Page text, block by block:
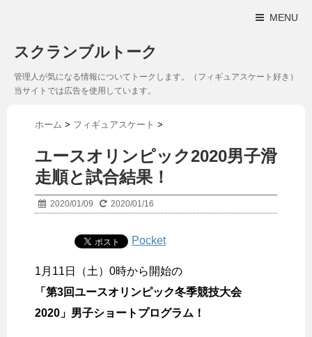
MENU
スクランブルトーク
管理人が気になる情報についてトークします。（フィギュアスケート好き）
当サイトでは広告を使用しています。
ホーム > フィギュアスケート >
ユースオリンピック2020男子滑
走順と試合結果！
2020/01/09 2020/01/16
Pocket
1月11日（土）0時から開始の
「第3回ユースオリンピック冬季競技大会
2020」男子ショートプログラム！